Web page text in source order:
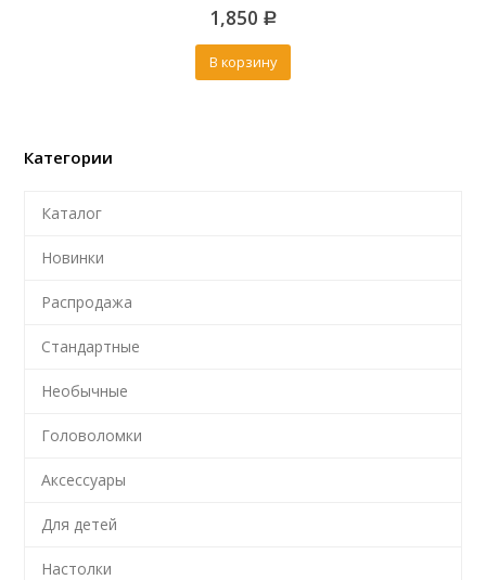
out
5
1,850 Р
В корзину
Категории
Каталог
Новинки
Распродажа
Стандартные
Необычные
Головоломки
Аксессуары
Для детей
Настолки